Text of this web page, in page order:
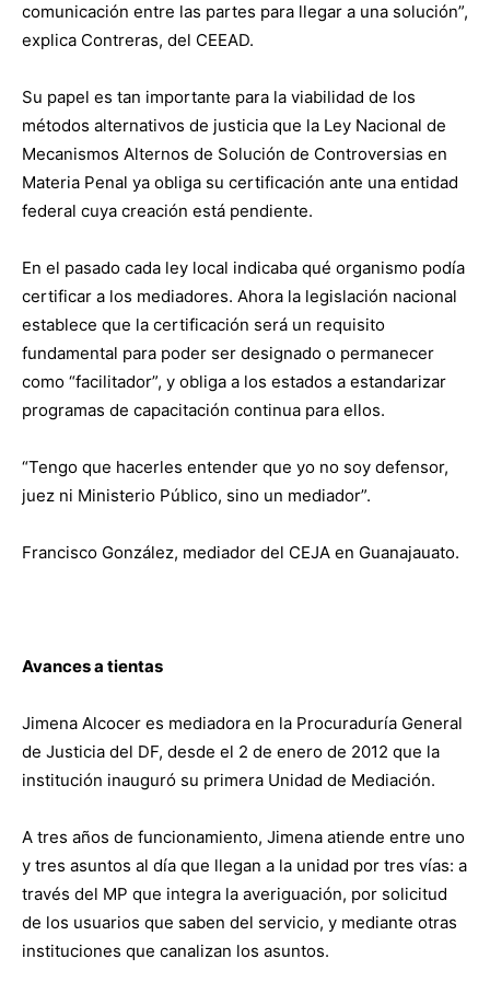
comunicación entre las partes para llegar a una solución”,
explica Contreras, del CEEAD.
Su papel es tan importante para la viabilidad de los
métodos alternativos de justicia que la Ley Nacional de
Mecanismos Alternos de Solución de Controversias en
Materia Penal ya obliga su certificación ante una entidad
federal cuya creación está pendiente.
En el pasado cada ley local indicaba qué organismo podía
certificar a los mediadores. Ahora la legislación nacional
establece que la certificación será un requisito
fundamental para poder ser designado o permanecer
como “facilitador”, y obliga a los estados a estandarizar
programas de capacitación continua para ellos.
“Tengo que hacerles entender que yo no soy defensor,
juez ni Ministerio Público, sino un mediador”.
Francisco González, mediador del CEJA en Guanajauato.
Avances a tientas
Jimena Alcocer es mediadora en la Procuraduría General
de Justicia del DF, desde el 2 de enero de 2012 que la
institución inauguró su primera Unidad de Mediación.
A tres años de funcionamiento, Jimena atiende entre uno
y tres asuntos al día que llegan a la unidad por tres vías: a
través del MP que integra la averiguación, por solicitud
de los usuarios que saben del servicio, y mediante otras
instituciones que canalizan los asuntos.